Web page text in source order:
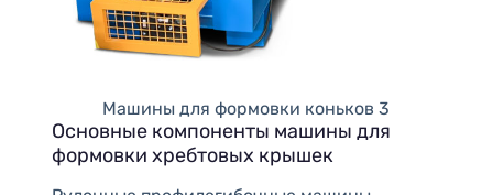
Машины для формовки коньков 3
Основные компоненты машины для
формовки хребтовых крышек